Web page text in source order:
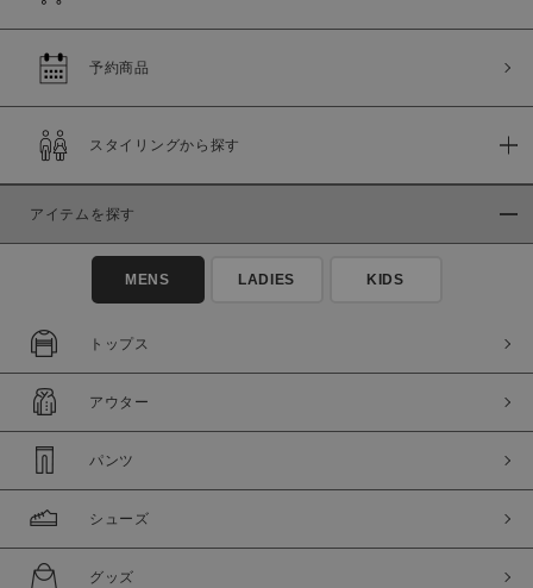
セール価格
在庫
予約商品
スタイリングから探す
アイテムを探す
MENS LADIES KIDS
トップス
アウター
パンツ
シューズ
グッズ